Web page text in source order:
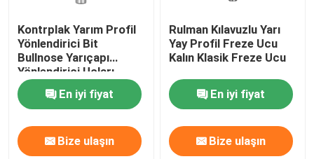
Kontrplak Yarım Profil
Yönlendirici Bit
Bullnose Yarıçapı
Yönlendirici Uçları
Tamamen Yuvarlak
Kenar
En iyi fiyat
Bize ulaşın
Rulman Kılavuzlu Yarı
Yay Profil Freze Ucu
Kalın Klasik Freze Ucu
En iyi fiyat
Bize ulaşın